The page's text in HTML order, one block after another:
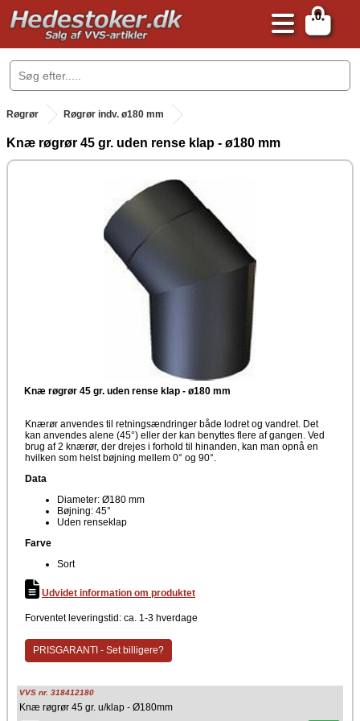
0
.
Røgrør Røgrør indv. ø180 mm
Knæ røgrør 45 gr. uden rense klap - ø180 mm
Knæ røgrør 45 gr. uden rense klap - ø180 mm
Knærør anvendes til retningsændringer både lodret og vandret. Det
kan anvendes alene (45°) eller der kan benyttes flere af gangen. Ved
brug af 2 knærør, der drejes i forhold til hinanden, kan man opnå en
hvilken som helst bøjning mellem 0° og 90°.
Data
Diameter: Ø180 mm
Bøjning: 45°
Uden renseklap
Farve
Sort
Udvidet information om produktet
Forventet leveringstid: ca. 1-3 hverdage
PRISGARANTI - Set billigere?
VVS nr. 318412180
Knæ røgrør 45 gr. u/klap - Ø180mm